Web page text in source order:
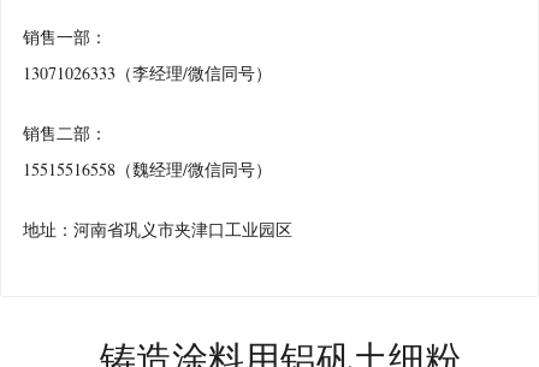
销售一部：
13071026333（李经理/微信同号）
销售二部：
15515516558（魏经理/微信同号）
地址：河南省巩义市夹津口工业园区